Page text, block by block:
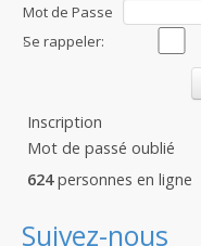
Mot de Passe
:Se rappeler:
Inscription
Mot de passé oublié
624personnes en ligne
Suivez-nous